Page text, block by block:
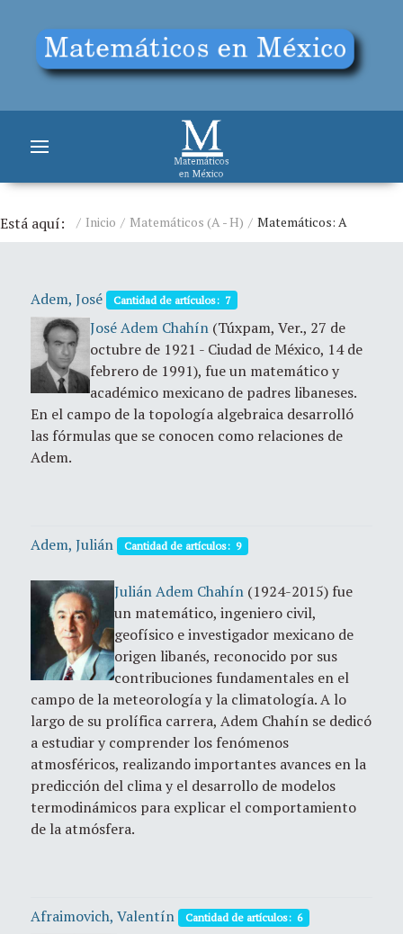
Está aquí: Inicio Matemáticos (A - H) Matemáticos: A
Adem, José Cantidad de artículos: 7
José Adem Chahín (Túxpam, Ver., 27 de
octubre de 1921 - Ciudad de México, 14 de
febrero de 1991), fue un matemático y
académico mexicano de padres libaneses.
En el campo de la topología algebraica desarrolló
las fórmulas que se conocen como relaciones de
Adem.
Adem, Julián Cantidad de artículos: 9
Julián Adem Chahín (1924-2015) fue
un matemático, ingeniero civil,
geofísico e investigador mexicano de
origen libanés, reconocido por sus
contribuciones fundamentales en el
campo de la meteorología y la climatología. A lo
largo de su prolífica carrera, Adem Chahín se dedicó
a estudiar y comprender los fenómenos
atmosféricos, realizando importantes avances en la
predicción del clima y el desarrollo de modelos
termodinámicos para explicar el comportamiento
de la atmósfera.
Afraimovich, Valentín Cantidad de artículos: 6